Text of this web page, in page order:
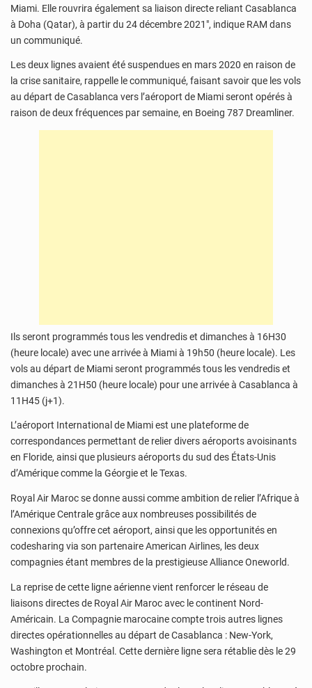
Miami. Elle rouvrira également sa liaison directe reliant Casablanca
à Doha (Qatar), à partir du 24 décembre 2021″, indique RAM dans
un communiqué.
Les deux lignes avaient été suspendues en mars 2020 en raison de
la crise sanitaire, rappelle le communiqué, faisant savoir que les vols
au départ de Casablanca vers l’aéroport de Miami seront opérés à
raison de deux fréquences par semaine, en Boeing 787 Dreamliner.
Ils seront programmés tous les vendredis et dimanches à 16H30
(heure locale) avec une arrivée à Miami à 19h50 (heure locale). Les
vols au départ de Miami seront programmés tous les vendredis et
dimanches à 21H50 (heure locale) pour une arrivée à Casablanca à
11H45 (j+1).
L’aéroport International de Miami est une plateforme de
correspondances permettant de relier divers aéroports avoisinants
en Floride, ainsi que plusieurs aéroports du sud des États-Unis
d’Amérique comme la Géorgie et le Texas.
Royal Air Maroc se donne aussi comme ambition de relier l’Afrique à
l’Amérique Centrale grâce aux nombreuses possibilités de
connexions qu’offre cet aéroport, ainsi que les opportunités en
codesharing via son partenaire American Airlines, les deux
compagnies étant membres de la prestigieuse Alliance Oneworld.
La reprise de cette ligne aérienne vient renforcer le réseau de
liaisons directes de Royal Air Maroc avec le continent Nord-
Américain. La Compagnie marocaine compte trois autres lignes
directes opérationnelles au départ de Casablanca : New-York,
Washington et Montréal. Cette dernière ligne sera rétablie dès le 29
octobre prochain.